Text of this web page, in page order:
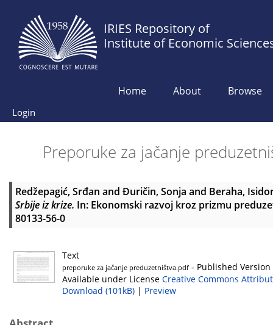
IRIES Repository of
Institute of Economic
Home About Browse
Login
Preporuke za jačanje
Redžepagić, Srđan and Đuričin, Sonja and Beraha,
Srbije iz krize. In: Ekonomski razvoj kroz prizmu
80133-56-0
Text
preporuke za jačanje preduzetništva.pdf - Published Version
Available under License Creative Commons
Download (101kB)
Preview